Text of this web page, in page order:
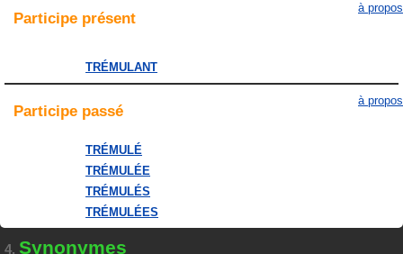
Participe présent
à propos
TRÉMULANT
Participe passé
à propos
TRÉMULÉ
TRÉMULÉE
TRÉMULÉS
TRÉMULÉES
4. Synonymes